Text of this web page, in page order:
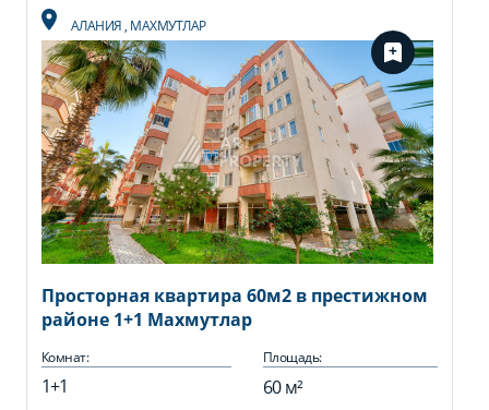
АЛАНИЯ, МАХМУТЛАР
Просторная квартира 60м2 в престижном
районе 1+1 Махмутлар
Комнат:
1+1
Площадь:
60 м²